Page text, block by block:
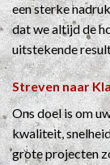
een sterke
dat we altijd de
uitstekende
Streven naar
Ons doel is om
kwaliteit,
grote projecten